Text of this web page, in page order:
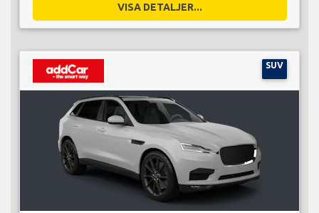
VISA DETALJER...
SUV